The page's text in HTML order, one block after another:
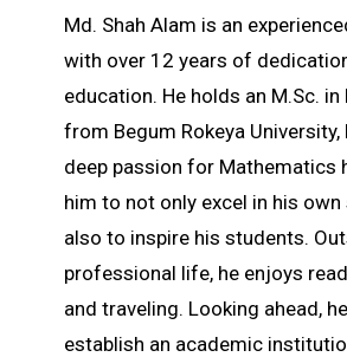
Md. Shah Alam is an
with over 12 years of
education. He holds an M.Sc.
from Begum Rokeya University,
deep passion for Mathematics
him to not only excel in his
also to inspire his students.
professional life, he enjoys
and traveling. Looking ahead,
establish an academic